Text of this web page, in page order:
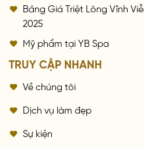
Bảng Giá Triệt Lông Vĩnh
2025
Mỹ phẩm tại YB Spa
TRUY CẬP NHANH
Về chúng tôi
Dịch vụ làm đẹp
Sự kiện